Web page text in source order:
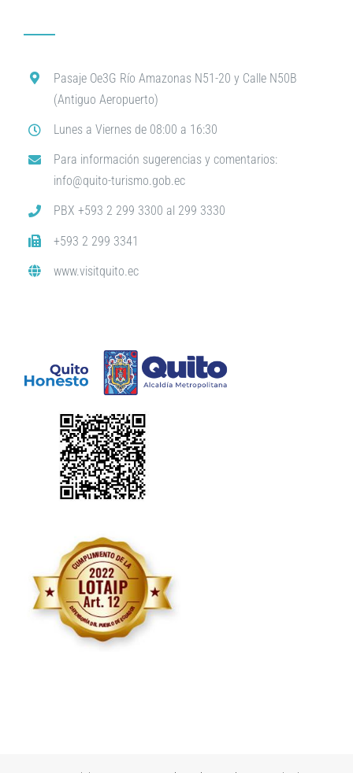
Pasaje Oe3G Río Amazonas N51-20 y Calle N50B
(Antiguo Aeropuerto)
Lunes a Viernes de 08:00 a 16:30
Para información sugerencias y comentarios:
info@quito-turismo.gob.ec
PBX +593 2 299 3300 al 299 3330
+593 2 299 3341
www.visitquito.ec